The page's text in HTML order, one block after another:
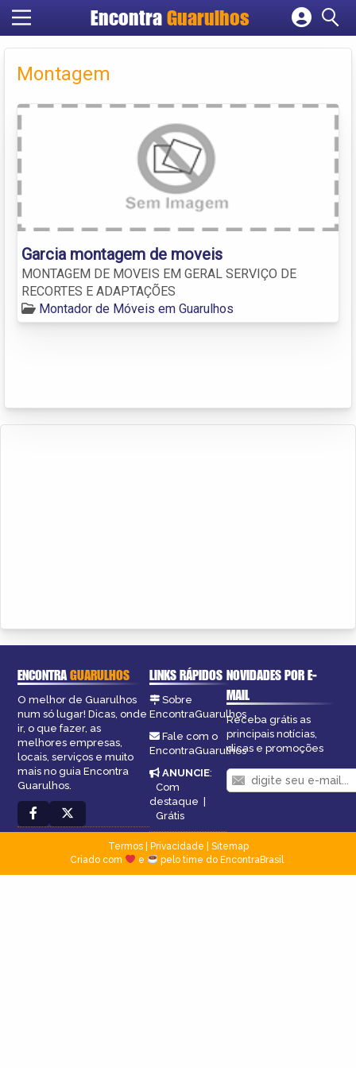
Encontra Guarulhos
Cadastrar empresa
Montagem
Garcia montagem de moveis
MONTAGEM DE MOVEIS EM GERAL SERVIÇO DE
RECORTES E ADAPTAÇÕES
Montador de Móveis em Guarulhos
ENCONTRAGUARULHOS
O melhor de Guarulhos
num só lugar! Dicas, onde
ir, o que fazer, as
melhores empresas,
locais, serviços e muito
mais no guia Encontra
Guarulhos.
LINKS RÁPIDOS
Sobre
EncontraGuarulhos
Fale com o
EncontraGuarulhos
ANUNCIE:
Com
destaque |
Grátis
NOVIDADES POR E-
MAIL
Receba grátis as
principais notícias,
dicas e promoções
Termos| Privacidade
Sitemap
Criado com
e pelo time do EncontraBrasil